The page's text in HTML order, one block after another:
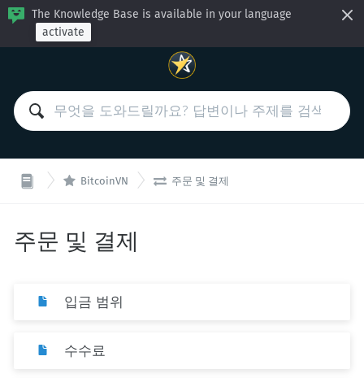
The Knowledge Base is available in your language
activate
 BitcoinVN  주문 및 결제
주문 및 결제
입금 범위
수수료